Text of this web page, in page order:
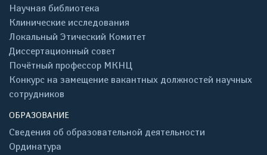
Научная библиотека
Клинические исследования
Локальный Этический Комитет
Диссертационный совет
Почётный профессор МКНЦ
Конкурс на замещение вакантных должностей научных
сотрудников
ОБРАЗОВАНИЕ
Сведения об образовательной деятельности
Ординатура